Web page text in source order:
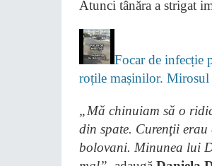
Atunci tânăra a strigat
Focar de infecție
roțile mașinilor. Mirosul
„Mă chinuiam să o
din spate. Curenţii
bolovani. Minunea lui